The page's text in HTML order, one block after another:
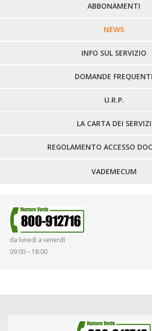
PERCORSI URBANI IN
LINEE URBANE VERCELLI
LINEE EXTRAURBANE
ABBONAMENTI
NEWS
INFO SUL SERVIZIO
DOMANDE FREQUENTI
U.R.P.
LA CARTA DEI SERVIZI
REGOLAMENTO ACCESSO
VADEMECUM
SMARRIMENTO
da lunedì a venerdì
09:00 – 18:00